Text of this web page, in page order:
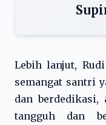
Lebih lanjut,
semangat santri
dan berdedikasi,
tangguh dan